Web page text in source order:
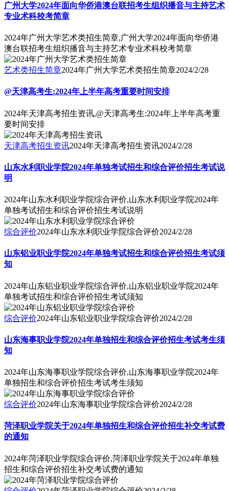
广州大学2024年面向华侨港澳台联招考生组织播音与主持艺术
专业术科校考简章
2024年广州大学艺术类招生简章,广州大学2024年面向华侨港
澳台联招考生组织播音与主持艺术专业术科校考简章
艺术类招生简章2024年广州大学艺术类招生简章2024/2/28
@天津高考生:2024年上半年高考重要时间安排
2024年天津高考招生资讯,@天津高考生:2024年上半年高考重
要时间安排
天津高考招生资讯2024年天津高考招生资讯2024/2/28
山东水利职业学院2024年单独考试招生和综合评价招生考试说
明
2024年山东水利职业学院综合评价,山东水利职业学院2024年
单独考试招生和综合评价招生考试说明
综合评价2024年山东水利职业学院综合评价2024/2/28
山东铝业职业学院2024年单独考试招生和综合评价招生考试须
知
2024年山东铝业职业学院综合评价,山东铝业职业学院2024年
单独考试招生和综合评价招生考试须知
综合评价2024年山东铝业职业学院综合评价2024/2/28
山东海事职业学院2024年单独招生和综合评价招生考试考生须
知
2024年山东海事职业学院综合评价,山东海事职业学院2024年
单独招生和综合评价招生考试考生须知
综合评价2024年山东海事职业学院综合评价2024/2/28
菏泽职业学院关于2024年单独招生和综合评价招生补交考试费
的通知
2024年菏泽职业学院综合评价,菏泽职业学院关于2024年单独
招生和综合评价招生补交考试费的通知